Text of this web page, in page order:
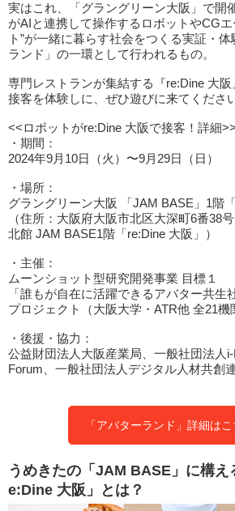
実はこれ、「グラングリーン大阪」で開
がAIと連携して操作するロボットやCGエ
ト”が一緒に暮らす社会をつくる実証・
ランド」の一環として行われるもの。
専門レストランが集結する『re:Dine 大
接客を体験しに、ぜひ遊びに来てくださ
<<ロボットがre:Dine 大阪で接客！詳細>>
・期間：
2024年9月10日（火）〜9月29日（日）
・場所：
グラングリーン大阪 「JAM BASE」1階「
（住所：大阪府大阪市北区大深町6番38
北館 JAM BASE1階「re:Dine 大阪」）
・主催：
ムーンショット型研究開発事業 目標１
「誰もが自在に活躍できるアバター共生
プロジェクト（大阪大学・ATR他 全21機
・後援・協力：
公益財団法人大阪産業局、一般社団法人
Forum、一般社団法人デジタル人材共創
「アバターランド」詳細は
うめきたの「JAM BASE」に構
e:Dine 大阪」とは？